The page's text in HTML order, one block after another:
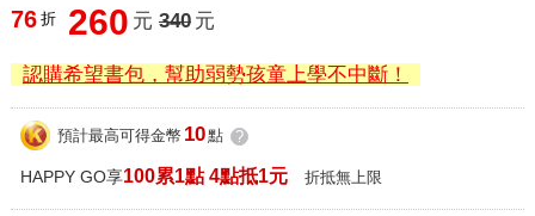
76 折 260 元 340 元
認購希望書包，幫助弱勢孩童上學不中斷！
預計最高可得金幣 10點 ?
HAPPY GO享100累1點 4點抵1元 折抵無上限